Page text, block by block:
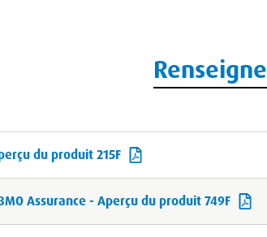
du produit 215F
Assurance - Aperçu du produit 749F